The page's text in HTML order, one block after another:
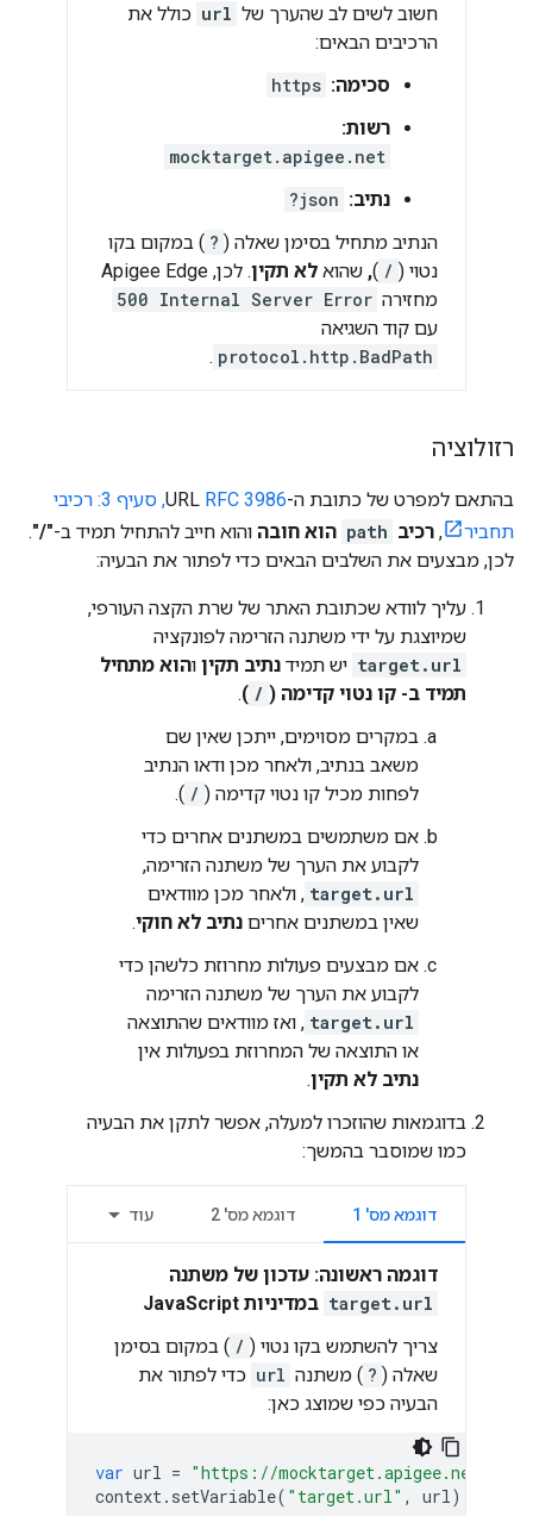
חשוב לשים לב שהערך של url כולל את
הרכיבים הבאים:
סכימה: https
רשות:
mocktarget.apigee.net
נתיב: ?json
הנתיב מתחיל בסימן שאלה ( ? ) במקום בקו
נטוי ( /
)
, שהוא לא תקין
. לכן, Apigee Edge
מחזירה 500 Internal Server Error
עם קוד השגיאה
protocol.http.BadPath
.
רזולוציה
בהתאם למפרט של כתובת ה-URL
RFC 3986, סעיף 3: רכיבי
תחביר
, רכיב path הוא חובה והוא חייב להתחיל תמיד ב-"/"
.
לכן, מבצעים את השלבים הבאים כדי לפתור את הבעיה:
עליך לוודא שכתובת האתר של שרת הקצה העורפי,
שמיוצגת על ידי משתנה הזרימה לפונקציה
target.url יש תמיד נתיב תקין והוא מתחיל
תמיד ב- קו נטוי קדימה ( /
)
.
במקרים מסוימים, ייתכן שאין שם
משאב בנתיב, ולאחר מכן ודאו הנתיב
לפחות מכיל קו נטוי קדימה ( /
).
אם משתמשים במשתנים אחרים כדי
לקבוע את הערך של משתנה הזרימה,
target.url , ולאחר מכן מוודאים
שאין במשתנים אחרים נתיב לא חוקי.
אם מבצעים פעולות מחרוזת כלשהן כדי
לקבוע את הערך של משתנה הזרימה
target.url , ואז מוודאים שהתוצאה
או התוצאה של המחרוזת בפעולות אין
נתיב לא תקין.
בדוגמאות שהוזכרו למעלה, אפשר לתקן את הבעיה
כמו שמוסבר בהמשך:
דוגמא מס' 1 דוגמא מס' 2 עוד
דוגמה ראשונה: עדכון של משתנה
target.url במדיניות JavaScript
צריך להשתמש בקו נטוי ( / ) במקום בסימן
שאלה ( ? ) משתנה url כדי לפתור את
הבעיה כפי שמוצג כאן:
var url = "https://mocktarget.apigee.net/
context . setVariable( "target.url" , url );